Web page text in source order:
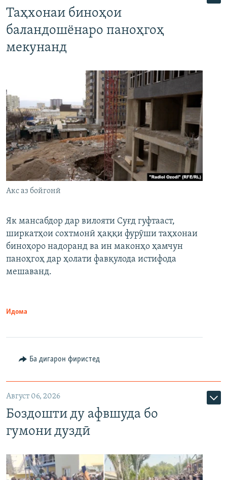
Таҳхонаи биноҳои
баландошёнаро паноҳгоҳ
мекунанд
Акс аз бойгонӣ
Як мансабдор дар вилояти Суғд гуфтааст,
ширкатҳои сохтмонӣ ҳаққи фурӯши таҳхонаи
биноҳоро надоранд ва ин маконҳо ҳамчун
паноҳгоҳ дар ҳолати фавқулода истифода
мешаванд.
Идома
Ба дигарон фиристед
Август 06, 2026
Боздошти ду афвшуда бо
гумони дуздӣ